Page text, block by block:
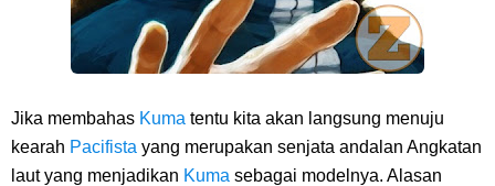
Jika membahas Kuma tentu kita akan langsung menuju
kearah Pacifista yang merupakan senjata andalan Angkatan
laut yang menjadikan Kuma sebagai modelnya. Alasan